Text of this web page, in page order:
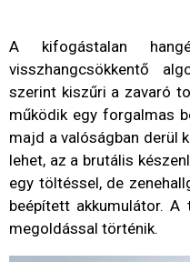
A kifogástalan
visszhangcsökkentő
szerint kiszűri a zavaró
működik egy forgalmas
majd a valóságban derül
lehet, az a brutális
egy töltéssel, de
beépített akkumulátor.
megoldással történik.